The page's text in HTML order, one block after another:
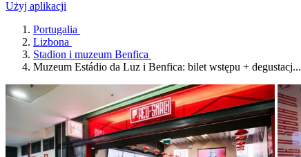
Użyj aplikacji
Portugalia
Lizbona
Stadion i muzeum Benfica
Muzeum Estádio da Luz i Benfica: bilet wstępu + degustacj...